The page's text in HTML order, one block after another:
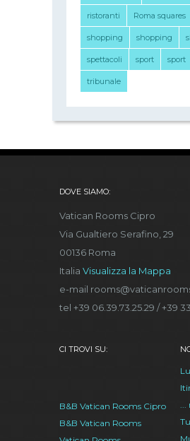
ristoranti Roma squares
shopping shopping
spettacoli sport sport
tribunale
DOVE SIAMO:
Vatican Rooms Cipro
Via Gualtiero Serafino, 29
00136 Roma
Italia Visualizza la Mappa
e-mail
tel +39 06.39.73.25.29 / +39
CI TROVI SU:
B&B Vatican Rooms Cipro
B&B Vatican Rooms
...